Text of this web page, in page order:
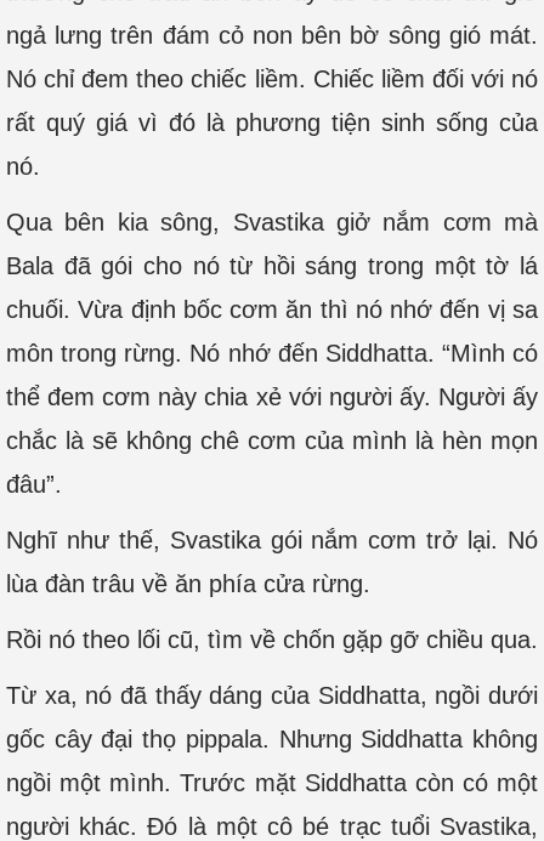
ngả lưng trên đám cỏ non bên bờ sông gió mát.
Nó chỉ đem theo chiếc liềm. Chiếc liềm đối với nó
rất quý giá vì đó là phương tiện sinh sống của
nó.
Qua bên kia sông, Svastika giở nắm cơm mà
Bala đã gói cho nó từ hồi sáng trong một tờ lá
chuối. Vừa định bốc cơm ăn thì nó nhớ đến vị sa
môn trong rừng. Nó nhớ đến Siddhatta. “Mình có
thể đem cơm này chia xẻ với người ấy. Người ấy
chắc là sẽ không chê cơm của mình là hèn mọn
đâu”.
Nghĩ như thế, Svastika gói nắm cơm trở lại. Nó
lùa đàn trâu về ăn phía cửa rừng.
Rồi nó theo lối cũ, tìm về chốn gặp gỡ chiều qua.
Từ xa, nó đã thấy dáng của Siddhatta, ngồi dưới
gốc cây đại thọ pippala. Nhưng Siddhatta không
ngồi một mình. Trước mặt Siddhatta còn có một
người khác. Đó là một cô bé trạc tuổi Svastika,